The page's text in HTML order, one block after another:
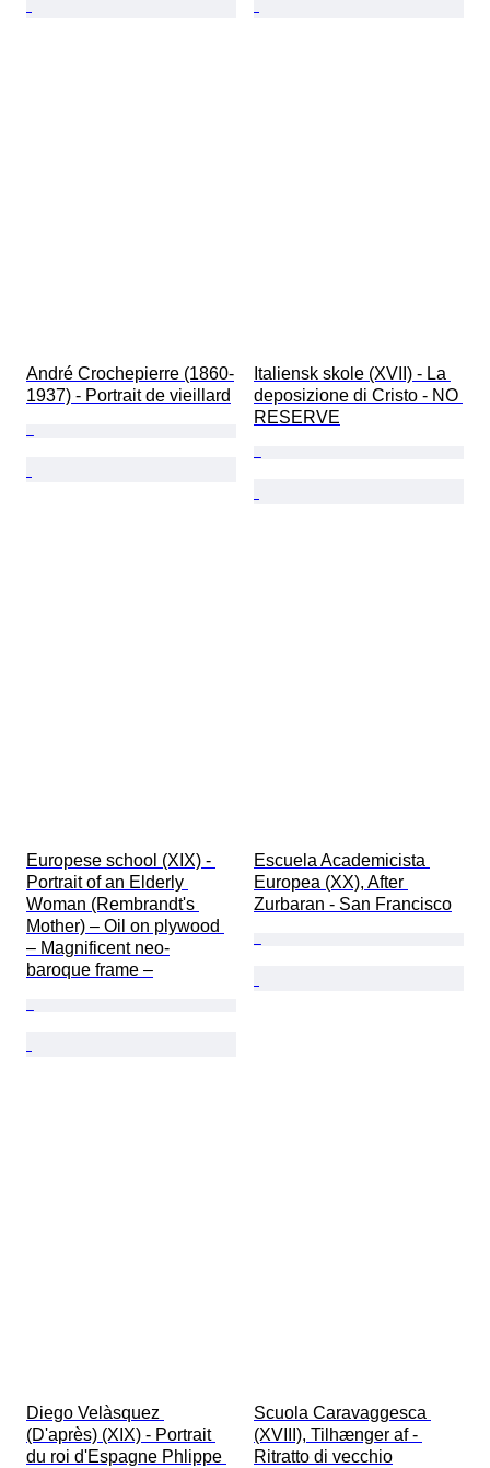
André Crochepierre (1860-
1937) - Portrait de vieillard
Italiensk skole (XVII) - La
deposizione di Cristo - NO
RESERVE
Europese school (XIX) -
Portrait of an Elderly
Woman (Rembrandt's
Mother) – Oil on plywood
– Magnificent neo-
baroque frame –
Escuela Academicista
Europea (XX), After
Zurbaran - San Francisco
Diego Velàsquez
(D'après) (XIX) - Portrait
du roi d'Espagne Phlippe
Scuola Caravaggesca
(XVIII), Tilhænger af -
Ritratto di vecchio